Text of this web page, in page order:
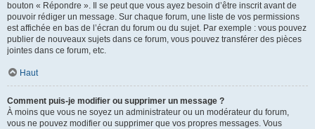
bouton « Répondre ». Il se peut que vous ayez besoin d’être inscrit avant de
pouvoir rédiger un message. Sur chaque forum, une liste de vos permissions
est affichée en bas de l’écran du forum ou du sujet. Par exemple : vous pouvez
publier de nouveaux sujets dans ce forum, vous pouvez transférer des pièces
jointes dans ce forum, etc.
Haut
Comment puis-je modifier ou supprimer un message ?
À moins que vous ne soyez un administrateur ou un modérateur du forum,
vous ne pouvez modifier ou supprimer que vos propres messages. Vous